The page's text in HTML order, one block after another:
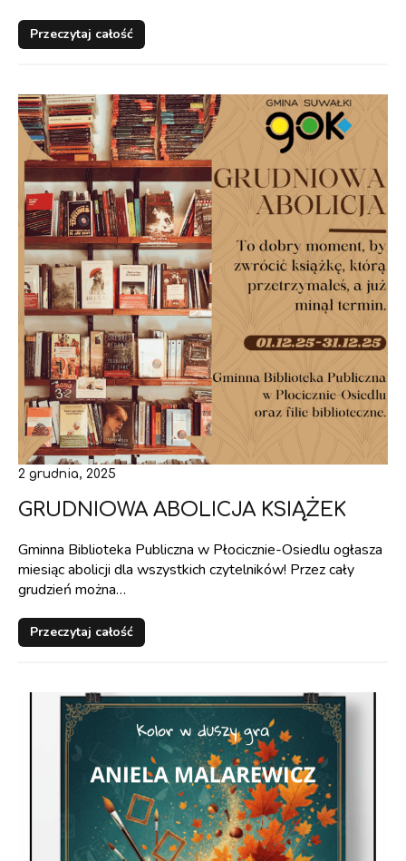
Przeczytaj całość
GRUDNIOWA ABOLICJA KSIĄŻEK
2 grudnia, 2025
Gminna Biblioteka Publiczna w Płocicznie-Osiedlu ogłasza
miesiąc abolicji dla wszystkich czytelników! Przez cały
grudzień można…
Przeczytaj całość